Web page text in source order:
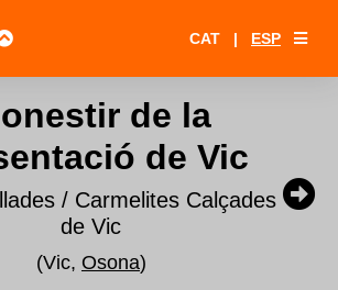
CAT | ESP
de la
de Vic
/ Carmelites Calçades
de Vic
(Vic, Osona)